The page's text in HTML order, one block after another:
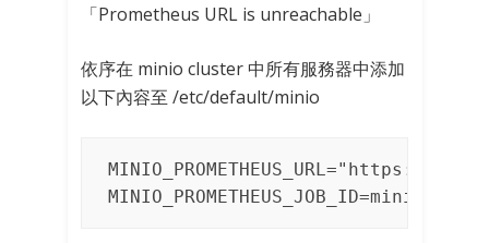
「Prometheus URL is unreachable 」
依序在 minio cluster 中所有服務器中添加
以下內容至 /etc/default/minio
MINIO_PROMETHEUS_URL="https://
MINIO_PROMETHEUS_JOB_ID=minio-job